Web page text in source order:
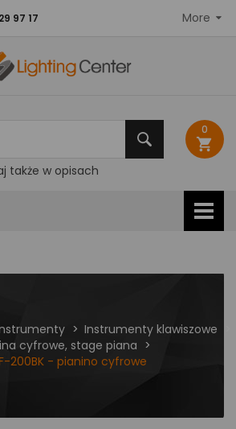
także w opisach
0
shopping_cart
97 17 More
Instrumenty klawiszowe
cyfrowe, stage piana
200BK - pianino cyfrowe